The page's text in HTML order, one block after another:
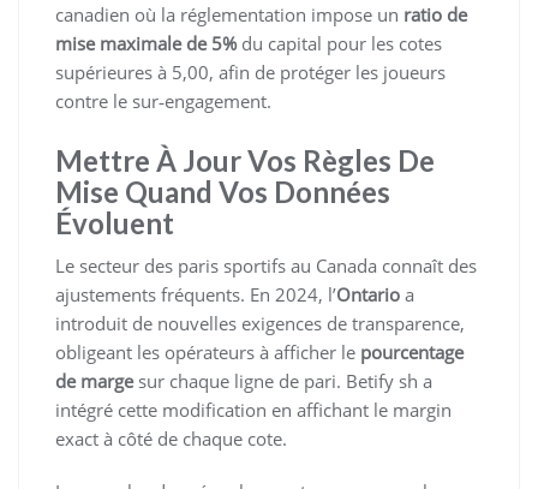
canadien où la réglementation impose un ratio de
mise maximale de 5%du capital pour les cotes
supérieures à 5,00, afin de protéger les joueurs
contre le sur‑engagement.
Mettre À Jour Vos Règles De
Mise Quand Vos Données
Évoluent
Le secteur des paris sportifs au Canada connaît des
ajustements fréquents. En 2024, l’Ontario a
introduit de nouvelles exigences de transparence,
obligeant les opérateurs à afficher le pourcentage
de margesur chaque ligne de pari. Betify sh a
intégré cette modification en affichant le margin
exact à côté de chaque cote.